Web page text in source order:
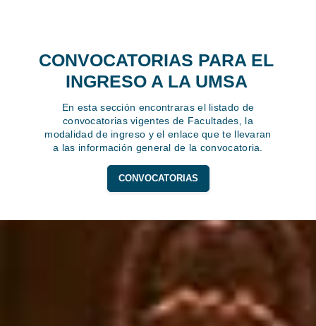
CONVOCATORIAS PARA EL
INGRESO A LA UMSA
En esta sección encontraras el listado de
convocatorias vigentes de Facultades, la
modalidad de ingreso y el enlace que te llevaran
a las información general de la convocatoria.
CONVOCATORIAS